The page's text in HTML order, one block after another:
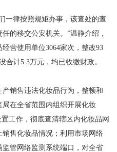
律按照规矩办事，该查处的查
的移交公安机关。”温静介绍，
营使用单位3064家次，整改93
合计5.3万元，均已收缴财政。
销售违法化妆品行为，整顿和
在全省范围内组织开展化妆
工作，彻底查清辖区内化妆品网
售化妆品情况；利用市场网络
管网络监测系统端口，对全省